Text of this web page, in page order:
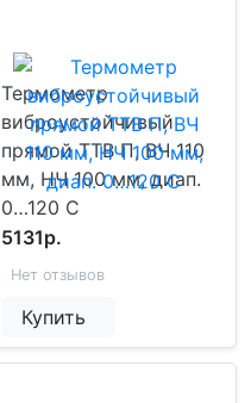
Термометр
виброустойчивый
прямой ТТВ П, ВЧ 110
мм, НЧ 100 мм, диап.
0…120 С
5131р.
Нет отзывов
Купить